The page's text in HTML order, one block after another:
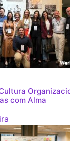
com Alma